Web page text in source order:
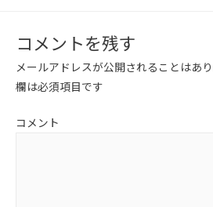
コメントを残す
メールアドレスが公開されることはあり
欄は必須項目です
コメント